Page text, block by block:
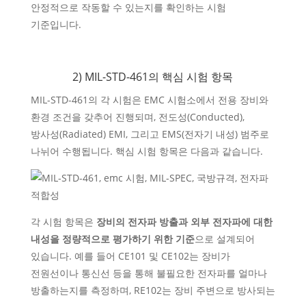
안정적으로 작동할 수 있는지를 확인하는 시험
기준입니다.
2) MIL-STD-461의 핵심 시험 항목
MIL-STD-461의 각 시험은 EMC 시험소에서 전용 장비와
환경 조건을 갖추어 진행되며, 전도성(Conducted),
방사성(Radiated) EMI, 그리고 EMS(전자기 내성) 범주로
나뉘어 수행됩니다. 핵심 시험 항목은 다음과 같습니다.
각 시험 항목은 장비의 전자파 방출과 외부 전자파에 대한
내성을 정량적으로 평가하기 위한 기준으로 설계되어
있습니다. 예를 들어 CE101 및 CE102는 장비가
전원선이나 통신선 등을 통해 불필요한 전자파를 얼마나
방출하는지를 측정하며, RE102는 장비 주변으로 방사되는